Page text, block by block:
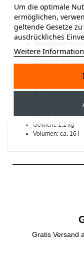
geschützten
Frontfach für
Transparente
200 ml oder
Reflexstreifen für
Fixierschlaufen
senkrecht
Masse: 45 x 31 x
Gewicht: 1.1 kg
Volumen: ca. 16 l
Gratis Versand
Um die optimale
ermöglichen,
geltende Gesetze
ausdrückliches
Weitere